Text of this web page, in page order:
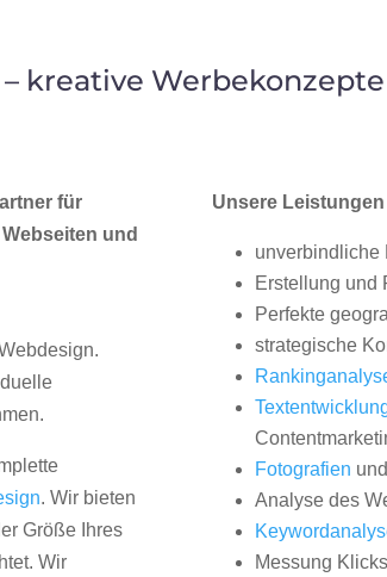
kreative
für
und
. Wir bieten
Größe Ihres
Wir
Unsere Leistungen
unverbindliche
Erstellung und
Perfekte
strategische
Fotografien
Analyse des
Messung